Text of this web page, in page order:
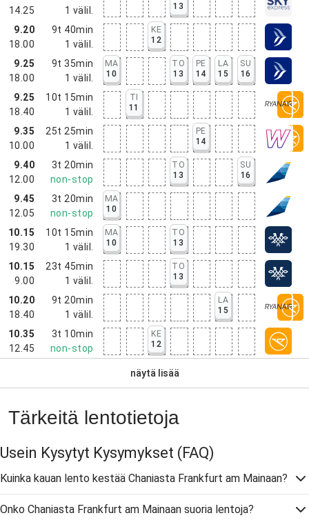
14.25
1 välil.
13
9.20
18.00
9t 40min
1 välil.
KE
12
9.25
18.00
9t 35min
1 välil.
MA
10
TO
13
PE
14
LA
15
SU
16
9.25
18.40
10t 15min
1 välil.
TI
11
9.35
10.00
25t 25min
1 välil.
PE
14
9.40
12.00
3t 20min
non-stop
TO
13
SU
16
9.45
12.05
3t 20min
non-stop
MA
10
10.15
19.30
10t 15min
1 välil.
MA
10
TO
13
10.15
9.00
23t 45min
1 välil.
TO
13
10.20
18.40
9t 20min
1 välil.
LA
15
10.35
12.45
3t 10min
non-stop
KE
12
näytä lisää
Tärkeitä lentotietoja
Usein Kysytyt Kysymykset (FAQ)
Kuinka kauan lento kestää Chaniasta Frankfurt am Mainaan?
Onko Chaniasta Frankfurt am Mainaan suoria lentoja?